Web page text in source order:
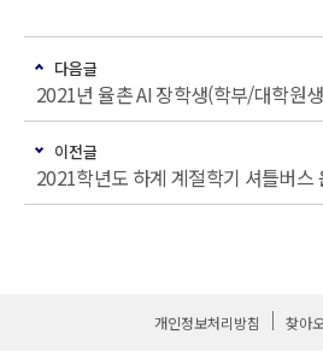
다음글
2021년 율촌 AI 장학생(학부/대학원
이전글
2021학년도 하계 계절학기 셔틀버스
개인정보처리방침 찾아